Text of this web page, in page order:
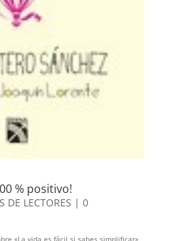
% positivo!
DE LECTORES | 0
«La vida es fácil si sabes simplificar»